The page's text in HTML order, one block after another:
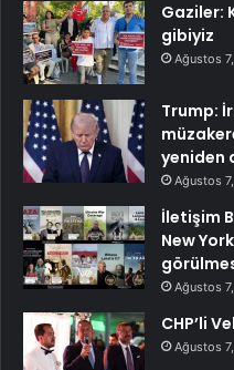
Gaziler:
gibiyiz
Ağustos
Trump:
yeniden
Ağustos
İletişim
New
Ağustos
CHP’li
Ağustos